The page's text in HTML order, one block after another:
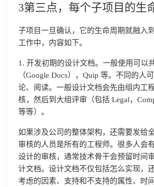
3第三点，每个子项目的生
子项目一旦确认，它的生命周期就融入
工作中，内容如下。
1. 开发初期的设计文档。一般使用可以
（Google Docs），Quip 等。不同的人
论、阅读。一般设计文档会先由组内工
核，然后到大组评审（包括 Legal，
等等）。
如果涉及公司的整体架构，还需要发给
审核的人员是所有的工程师。很多人会
设计的审核，通常技术骨干会预留时间
计文档。设计文档不仅包括怎么实现，
考虑的因素、支持和不支持的属性、时